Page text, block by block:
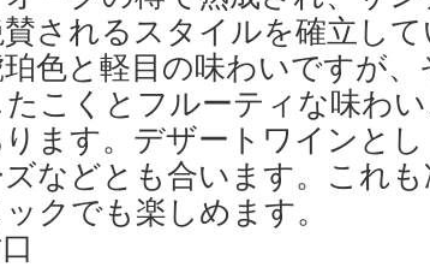
されるスタイルを確立して
色と軽目の味わいですが、
こくとフルーティな味わい
ます。デザートワインとし
などとも合います。これも
クでも楽しめます。